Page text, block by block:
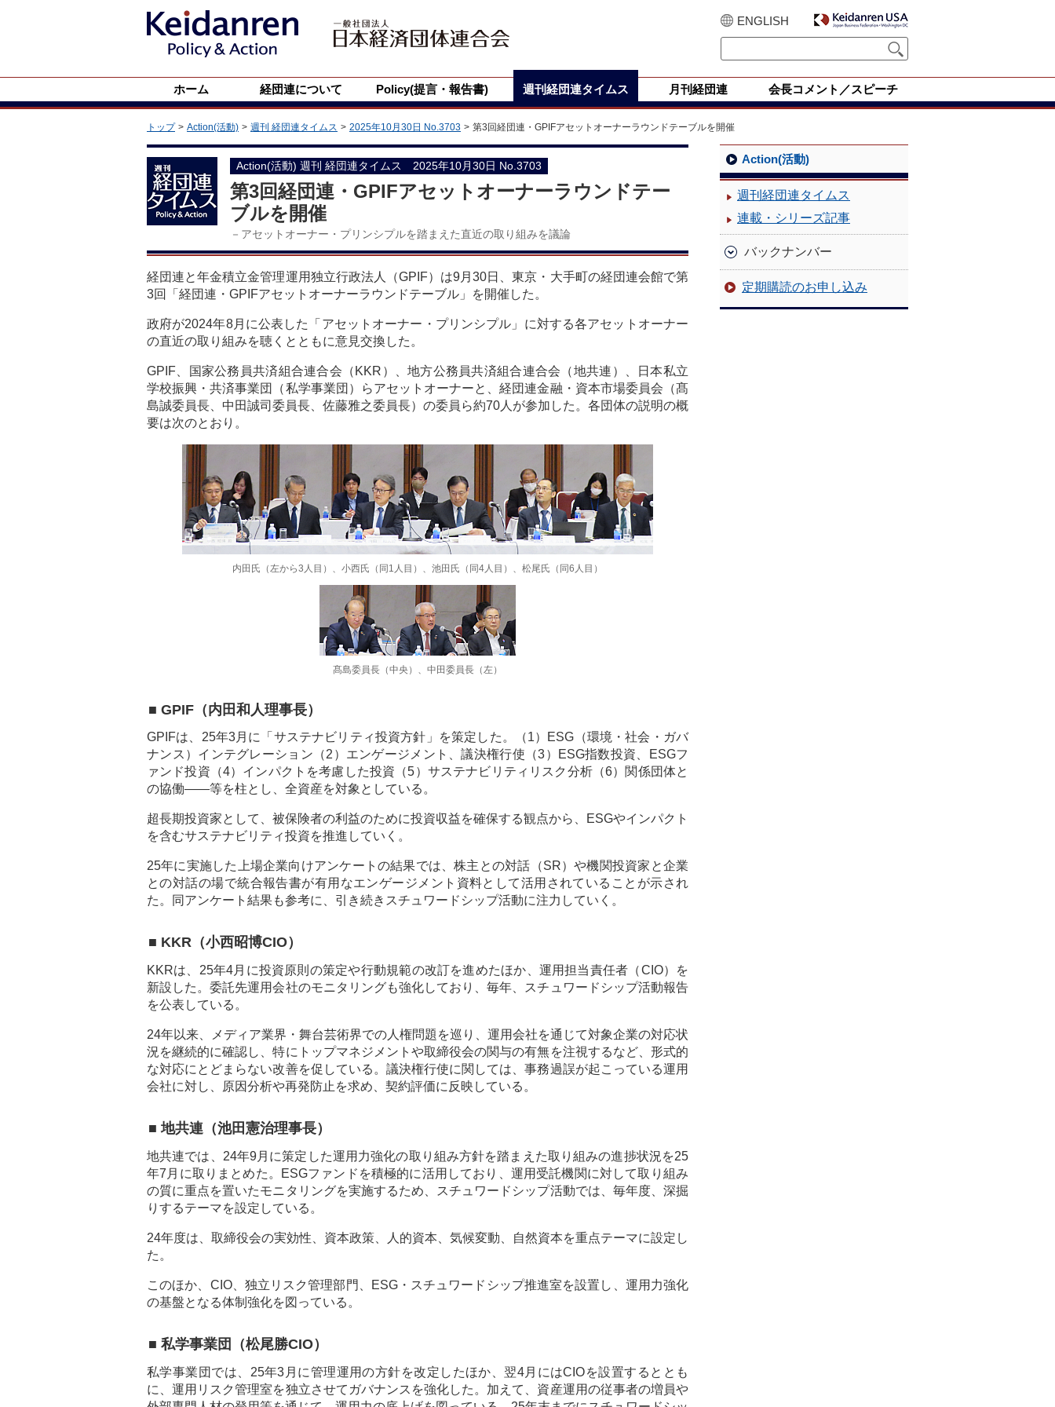
ENGLISH
ホーム 経団連について Policy(提言・報告書) 週刊経団連タイムス 月刊経団連 会長コメント／スピーチ
トップ Action(活動) 週刊 経団連タイムス 2025年10月30日 No.3703 第3回経団連・GPIFアセットオーナーラウンドテーブルを開催
Action(活動) 週刊 経団連タイムス 2025年10月30日 No.3703
第3回経団連・GPIFアセットオーナーラウンドテー
ブルを開催
－アセットオーナー・プリンシプルを踏まえた直近の取り組みを議論
経団連と年金積立金管理運用独立行政法人（GPIF）は9月30日、東京・大手町の経団連会館で第
3回「経団連・GPIFアセットオーナーラウンドテーブル」を開催した。
政府が2024年8月に公表した「アセットオーナー・プリンシプル」に対する各アセットオーナー
の直近の取り組みを聴くとともに意見交換した。
GPIF、国家公務員共済組合連合会（KKR）、地方公務員共済組合連合会（地共連）、日本私立
学校振興・共済事業団（私学事業団）らアセットオーナーと、経団連金融・資本市場委員会（髙
島誠委員長、中田誠司委員長、佐藤雅之委員長）の委員ら約70人が参加した。各団体の説明の概
要は次のとおり。
内田氏（左から3人目）、小西氏（同1人目）、池田氏（同4人目）、松尾氏（同6人目）
髙島委員長（中央）、中田委員長（左）
■ GPIF（内田和人理事長）
GPIFは、25年3月に「サステナビリティ投資方針」を策定した。（1）ESG（環境・社会・ガバ
ナンス）インテグレーション（2）エンゲージメント、議決権行使（3）ESG指数投資、ESGフ
ァンド投資（4）インパクトを考慮した投資（5）サステナビリティリスク分析（6）関係団体と
の協働――等を柱とし、全資産を対象としている。
超長期投資家として、被保険者の利益のために投資収益を確保する観点から、ESGやインパクト
を含むサステナビリティ投資を推進していく。
25年に実施した上場企業向けアンケートの結果では、株主との対話（SR）や機関投資家と企業
との対話の場で統合報告書が有用なエンゲージメント資料として活用されていることが示され
た。同アンケート結果も参考に、引き続きスチュワードシップ活動に注力していく。
■ KKR（小西昭博CIO）
KKRは、25年4月に投資原則の策定や行動規範の改訂を進めたほか、運用担当責任者（CIO）を
新設した。委託先運用会社のモニタリングも強化しており、毎年、スチュワードシップ活動報告
を公表している。
24年以来、メディア業界・舞台芸術界での人権問題を巡り、運用会社を通じて対象企業の対応状
況を継続的に確認し、特にトップマネジメントや取締役会の関与の有無を注視するなど、形式的
な対応にとどまらない改善を促している。議決権行使に関しては、事務過誤が起こっている運用
会社に対し、原因分析や再発防止を求め、契約評価に反映している。
■ 地共連（池田憲治理事長）
地共連では、24年9月に策定した運用力強化の取り組み方針を踏まえた取り組みの進捗状況を25
年7月に取りまとめた。ESGファンドを積極的に活用しており、運用受託機関に対して取り組み
の質に重点を置いたモニタリングを実施するため、スチュワードシップ活動では、毎年度、深掘
りするテーマを設定している。
24年度は、取締役会の実効性、資本政策、人的資本、気候変動、自然資本を重点テーマに設定し
た。
このほか、CIO、独立リスク管理部門、ESG・スチュワードシップ推進室を設置し、運用力強化
の基盤となる体制強化を図っている。
■ 私学事業団（松尾勝CIO）
私学事業団では、25年3月に管理運用の方針を改定したほか、翌4月にはCIOを設置するととも
に、運用リスク管理室を独立させてガバナンスを強化した。加えて、資産運用の従事者の増員や
Action(活動)
週刊経団連タイムス
連載・シリーズ記事
バックナンバー
定期購読のお申し込み